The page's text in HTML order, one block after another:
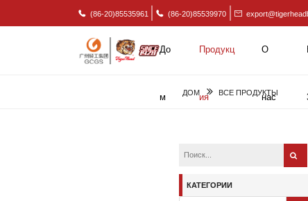
(86-20)85535961 (86-20)85539970
До
м
Продукц
ия
О
нас
ДОМ ВСЕ ПРОДУКТЫ
КАТЕГОРИИ